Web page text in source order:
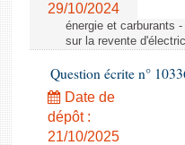
29/10/2024
énergie et carburants
sur la revente
Question écrite n°
Date de
dépôt :
21/10/2025